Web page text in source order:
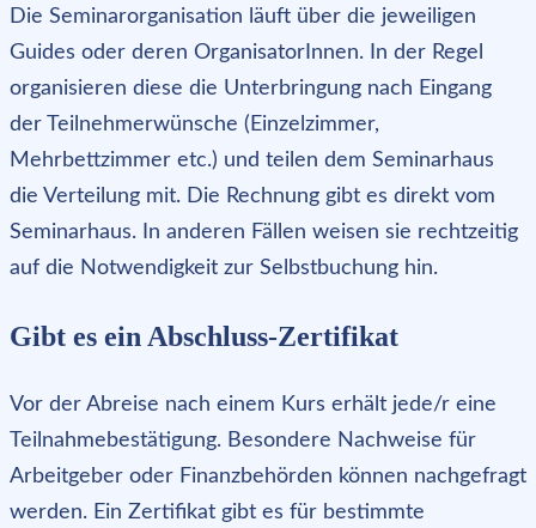
Die Seminarorganisation läuft über die jeweiligen
Guides oder deren OrganisatorInnen. In der Regel
organisieren diese die Unterbringung nach Eingang
der Teilnehmerwünsche (Einzelzimmer,
Mehrbettzimmer etc.) und teilen dem Seminarhaus
die Verteilung mit. Die Rechnung gibt es direkt vom
Seminarhaus. In anderen Fällen weisen sie rechtzeitig
auf die Notwendigkeit zur Selbstbuchung hin.
Gibt es ein Abschluss-Zertifikat
Vor der Abreise nach einem Kurs erhält jede/r eine
Teilnahmebestätigung. Besondere Nachweise für
Arbeitgeber oder Finanzbehörden können nachgefragt
werden. Ein Zertifikat gibt es für bestimmte